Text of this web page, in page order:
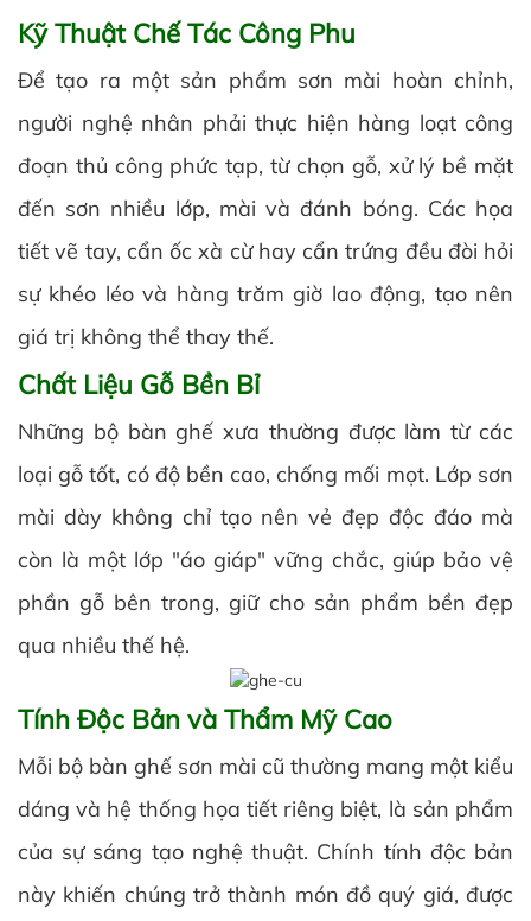
Kỹ Thuật Chế Tác Công Phu
Để tạo ra một sản phẩm sơn mài hoàn chỉnh,
người nghệ nhân phải thực hiện hàng loạt công
đoạn thủ công phức tạp, từ chọn gỗ, xử lý bề mặt
đến sơn nhiều lớp, mài và đánh bóng. Các họa
tiết vẽ tay, cẩn ốc xà cừ hay cẩn trứng đều đòi hỏi
sự khéo léo và hàng trăm giờ lao động, tạo nên
giá trị không thể thay thế.
Chất Liệu Gỗ Bền Bỉ
Những bộ bàn ghế xưa thường được làm từ các
loại gỗ tốt, có độ bền cao, chống mối mọt. Lớp sơn
mài dày không chỉ tạo nên vẻ đẹp độc đáo mà
còn là một lớp "áo giáp" vững chắc, giúp bảo vệ
phần gỗ bên trong, giữ cho sản phẩm bền đẹp
qua nhiều thế hệ.
Tính Độc Bản và Thẩm Mỹ Cao
Mỗi bộ bàn ghế sơn mài cũ thường mang một kiểu
dáng và hệ thống họa tiết riêng biệt, là sản phẩm
của sự sáng tạo nghệ thuật. Chính tính độc bản
này khiến chúng trở thành món đồ quý giá, được